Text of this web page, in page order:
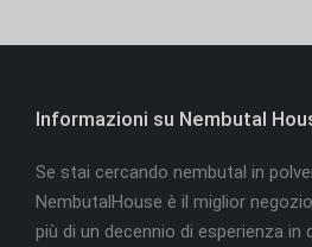
Informazioni su Nembutal
Se stai cercando nembutal in
NembutalHouse è il miglior
più di un decennio di esperienza